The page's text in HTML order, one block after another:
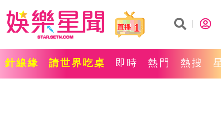
1
針線緣 請世界吃桌 即時 熱門 熱搜